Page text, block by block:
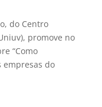
do Centro
promove no
“Como
do